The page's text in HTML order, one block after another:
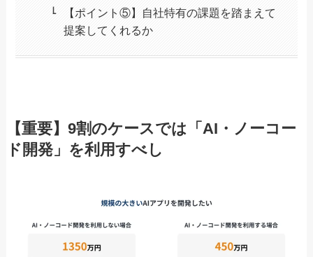
【ポイント⑤】自社特有の課題を踏まえて
提案してくれるか
【重要】9割のケースでは「AI・ノーコー
ド開発」を利用すべし